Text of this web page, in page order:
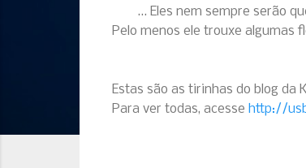
... Eles nem sempre serão
Pelo menos ele trouxe algumas
Estas são as tirinhas do blog da
Para ver todas, acesse http://